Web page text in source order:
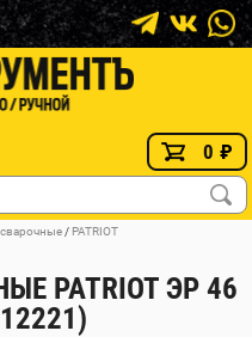
0 ₽
/ PATRIOT
PATRIOT ЭР 46